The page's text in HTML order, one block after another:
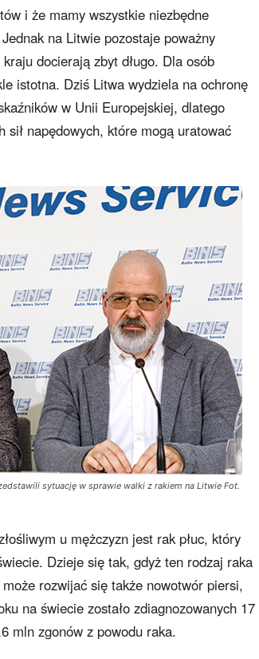
i że mamy wszystkie niezbędne
na Litwie pozostaje poważny
docierają zbyt długo. Dla osób
istotna. Dziś Litwa wydziela na ochronę
w Unii Europejskiej, dlatego
sił napędowych, które mogą uratować
sytuację w sprawie walki z rakiem na Litwie Fot.
u mężczyzn jest rak płuc, który
Dzieje się tak, gdyż ten rodzaj raka
rozwijać się także nowotwór piersi,
na świecie zostało zdiagnozowanych 17
mln zgonów z powodu raka.